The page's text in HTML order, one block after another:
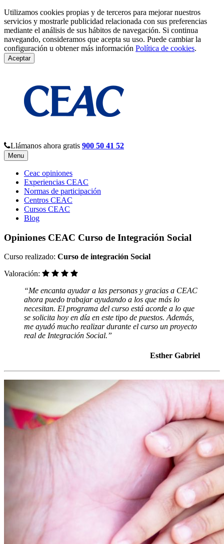
Utilizamos cookies propias y de terceros para mejorar nuestros
servicios y mostrarle publicidad relacionada con sus preferencias
mediante el análisis de sus hábitos de navegación. Si continua
navegando, consideramos que acepta su uso. Puede cambiar la
configuración u obtener más información Política de cookies.
Aceptar
Llámanos ahora gratis 900 50 41 52
Menu
Ceac opiniones
Experiencias CEAC
Normas de participación
Centros CEAC
Cursos CEAC
Blog
Opiniones CEAC Curso de Integración Social
Curso realizado: Curso de integración Social
Valoración:
“Me encanta ayudar a las personas y gracias a CEAC
ahora puedo trabajar ayudando a los que más lo
necesitan. El programa del curso está acorde a lo que
se solicita hoy en día en este tipo de puestos. Además,
me ayudó mucho realizar durante el curso un proyecto
real de Integración Social.”
Esther Gabriel